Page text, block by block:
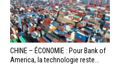
CHINE – ÉCONOMIE : Pour Bank of
America, la technologie reste...